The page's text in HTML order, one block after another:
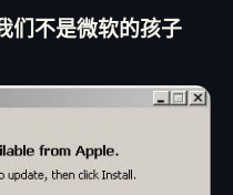
们不是微软的孩子